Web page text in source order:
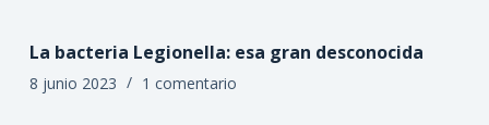
La bacteria Legionella: esa gran desconocida
8 junio 2023 1 comentario